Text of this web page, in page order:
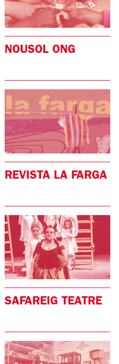
NOUSOL ONG
REVISTA LA FARGA
SAFAREIG TEATRE